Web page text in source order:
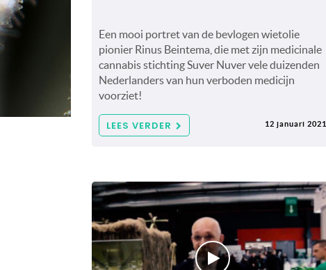
Een mooi portret van de bevlogen wietolie
pionier Rinus Beintema, die met zijn medicinale
cannabis stichting Suver Nuver vele duizenden
Nederlanders van hun verboden medicijn
voorziet!
LEES VERDER 12 januari 2021